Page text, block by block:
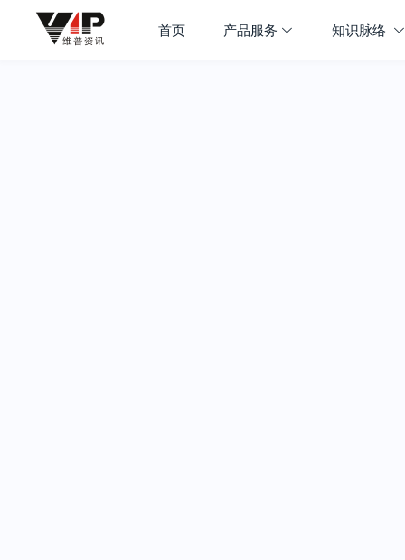
首页 产品服务 知识脉络